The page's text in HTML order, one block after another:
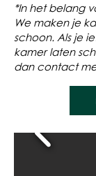
*In het belang
We maken je
schoon. Als je
kamer laten
dan contact